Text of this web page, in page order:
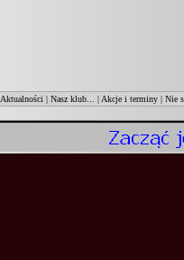
Aktualności | Nasz klub... | Akcje i terminy| Nie